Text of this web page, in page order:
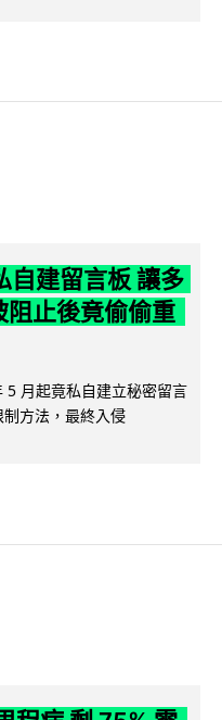
自建留言板 讓多
阻止後竟偷偷重
月起竟私自建立秘密留言
方法，最終入侵